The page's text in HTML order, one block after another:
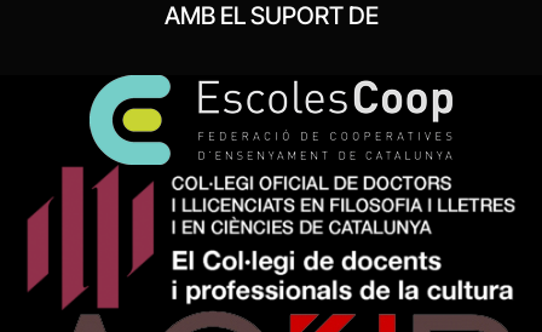
AMB EL SUPORT DE